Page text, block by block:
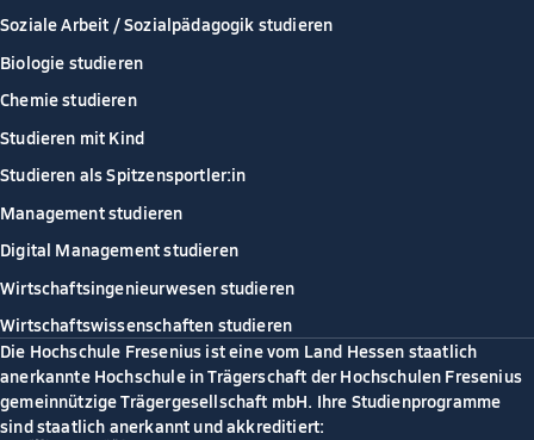
Soziale Arbeit / Sozialpädagogik studieren
Biologie studieren
Chemie studieren
Studieren mit Kind
Studieren als Spitzensportler:in
Management studieren
Digital Management studieren
Wirtschaftsingenieurwesen studieren
Wirtschaftswissenschaften studieren
Die Hochschule Fresenius ist eine vom Land Hessen staatlich
anerkannte Hochschule in Trägerschaft der Hochschulen Fresenius
gemeinnützige Trägergesellschaft mbH. Ihre Studienprogramme
sind staatlich anerkannt und akkreditiert: